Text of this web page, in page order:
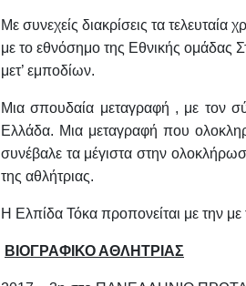
Με συνεχείς διακρίσεις τα τελευταία
με το εθνόσημο της Εθνικής ομάδας
μετ’ εμποδίων.
Μια σπουδαία μεταγραφή , με τον
Ελλάδα. Μια μεταγραφή που
συνέβαλε τα μέγιστα στην
της αθλήτριας.
Η Ελπίδα Τόκα προπονείται με την
ΒΙΟΓΡΑΦΙΚΟ ΑΘΛΗΤΡΙΑΣ